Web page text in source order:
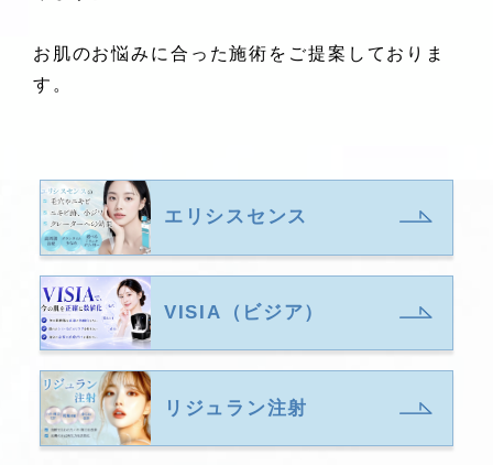
お肌のお悩みに合った施術をご提案しておりま
す。
エリシスセンス
VISIA（ビジア）
リジュラン注射